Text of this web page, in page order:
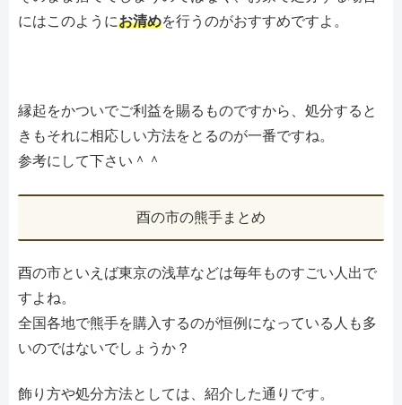
にはこのようにお清めを行うのがおすすめですよ。
縁起をかついでご利益を賜るものですから、処分すると
きもそれに相応しい方法をとるのが一番ですね。
参考にして下さい＾＾
酉の市の熊手まとめ
酉の市といえば東京の浅草などは毎年ものすごい人出で
すよね。
全国各地で熊手を購入するのが恒例になっている人も多
いのではないでしょうか？
飾り方や処分方法としては、紹介した通りです。